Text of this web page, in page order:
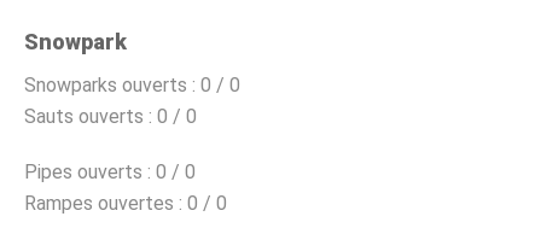
Snowpark
Snowparks ouverts : 0 / 0
Sauts ouverts : 0 / 0
Pipes ouverts : 0 / 0
Rampes ouvertes : 0 / 0